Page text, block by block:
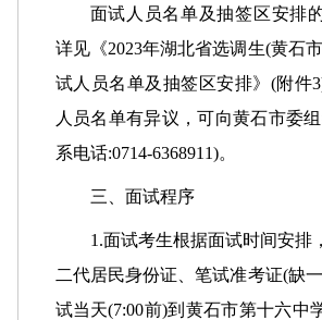
面试人员名单及抽签区安排
详见《2023年湖北省选调生(黄石
试人员名单及抽签区安排》(附件
人员名单有异议，可向黄石市委
系电话:0714-6368911)。
三、面试程序
1.面试考生根据面试时间安排
二代居民身份证、笔试准考证(缺
试当天(7:00前)到黄石市第十六中